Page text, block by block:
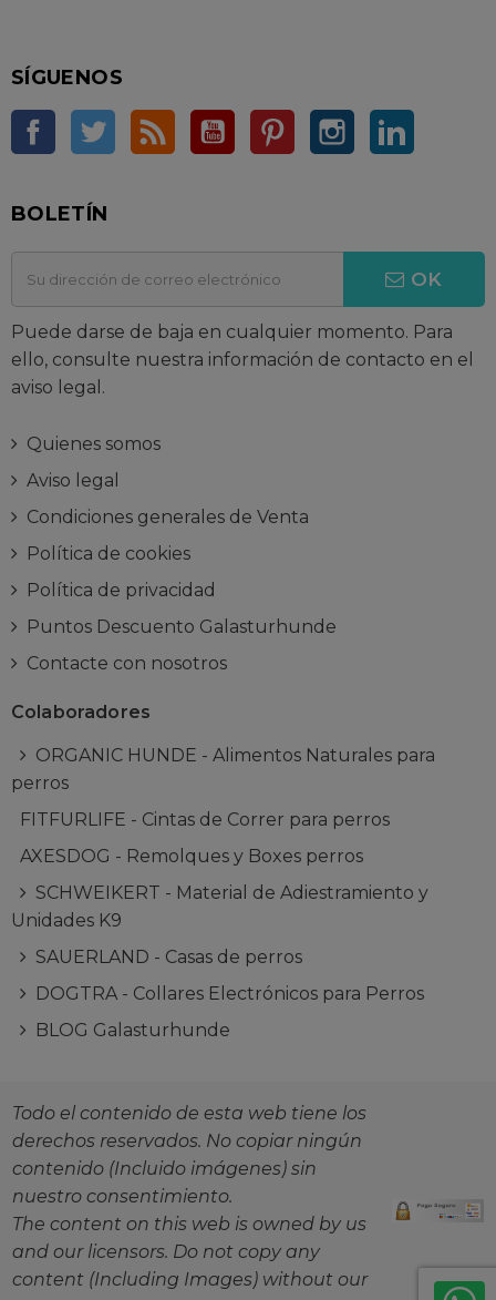
SÍGUENOS
FacebookTwitter Rss YouTubePinterestInstagram
BOLETÍN
OK
Puede darse de baja en cualquier momento. Para
ello, consulte nuestra información de contacto en el
aviso legal.
Quienes somos
Aviso legal
Condiciones generales de Venta
Política de cookies
Política de privacidad
Puntos Descuento Galasturhunde
Contacte con nosotros
Colaboradores
ORGANIC HUNDE - Alimentos Naturales para
perros
FITFURLIFE - Cintas de Correr para perros
AXESDOG - Remolques y Boxes perros
SCHWEIKERT - Material de Adiestramiento y
Unidades K9
SAUERLAND - Casas de perros
DOGTRA - Collares Electrónicos para Perros
BLOG Galasturhunde
Todo el contenido de esta web tiene los
derechos reservados. No copiar ningún
contenido (Incluido imágenes) sin
nuestro consentimiento.
The content on this web is owned by us
and our licensors. Do not copy any
content (Including Images) without our